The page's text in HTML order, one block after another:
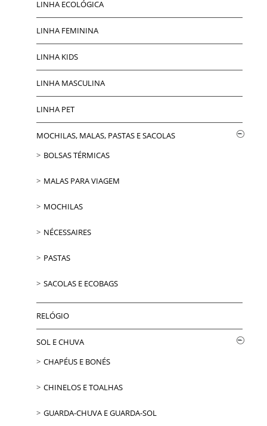
LINHA ECOLÓGICA
LINHA FEMININA
LINHA KIDS
LINHA MASCULINA
LINHA PET
MOCHILAS, MALAS, PASTAS E SACOLAS
BOLSAS TÉRMICAS
MALAS PARA VIAGEM
MOCHILAS
NÉCESSAIRES
PASTAS
SACOLAS E ECOBAGS
RELÓGIO
SOL E CHUVA
CHAPÉUS E BONÉS
CHINELOS E TOALHAS
GUARDA-CHUVA E GUARDA-SOL